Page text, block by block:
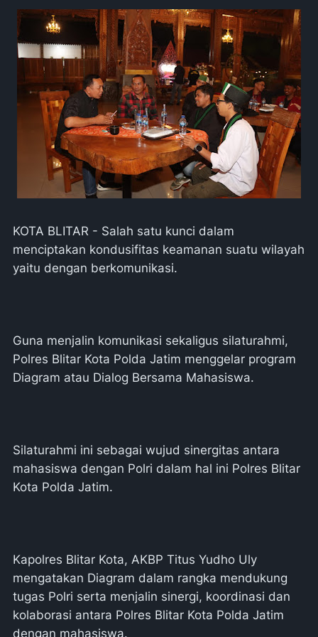
KOTA BLITAR - Salah satu kunci dalam
menciptakan kondusifitas keamanan suatu wilayah
yaitu dengan berkomunikasi.
Guna menjalin komunikasi sekaligus silaturahmi,
Polres Blitar Kota Polda Jatim menggelar program
Diagram atau Dialog Bersama Mahasiswa.
Silaturahmi ini sebagai wujud sinergitas antara
mahasiswa dengan Polri dalam hal ini Polres Blitar
Kota Polda Jatim.
Kapolres Blitar Kota, AKBP Titus Yudho Uly
mengatakan Diagram dalam rangka mendukung
tugas Polri serta menjalin sinergi, koordinasi dan
kolaborasi antara Polres Blitar Kota Polda Jatim
dengan mahasiswa.